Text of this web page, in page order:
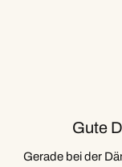
Gute
Gerade bei der